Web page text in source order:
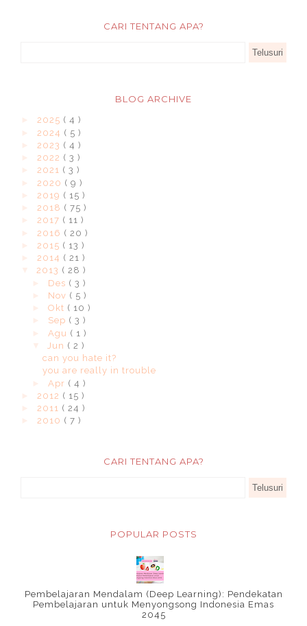
CARI TENTANG APA?
BLOG ARCHIVE
2025 ( 4 )
2024 ( 5 )
2023 ( 4 )
2022 ( 3 )
2021 ( 3 )
2020 ( 9 )
2019 ( 15 )
2018 ( 75 )
2017 ( 11 )
2016 ( 20 )
2015 ( 13 )
2014 ( 21 )
2013 ( 28 )
Des ( 3 )
Nov ( 5 )
Okt ( 10 )
Sep ( 3 )
Agu ( 1 )
Jun ( 2 )
can you hate it?
you are really in trouble
Apr ( 4 )
2012 ( 15 )
2011 ( 24 )
2010 ( 7 )
CARI TENTANG APA?
POPULAR POSTS
Pembelajaran Mendalam (Deep Learning): Pendekatan
Pembelajaran untuk Menyongsong Indonesia Emas
2045